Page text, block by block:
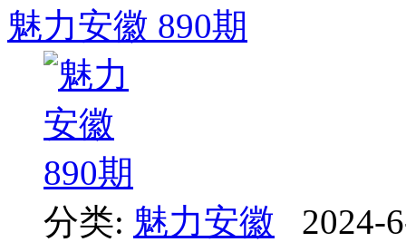
魅力安徽 890期
分类: 魅力安徽
2024-